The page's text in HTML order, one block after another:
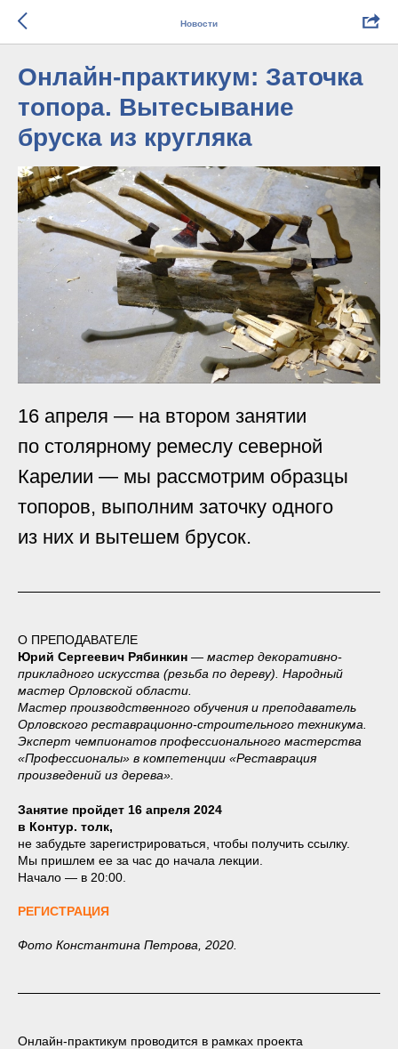
Новости
Онлайн-практикум: Заточка
топора. Вытесывание
бруска из кругляка
16 апреля — на втором занятии
по столярному ремеслу северной
Карелии — мы рассмотрим образцы
топоров, выполним заточку одного
из них и вытешем брусок.
О ПРЕПОДАВАТЕЛЕ
Юрий Сергеевич Рябинкин — мастер декоративно-
прикладного искусства (резьба по дереву). Народный
мастер Орловской области.
Мастер производственного обучения и преподаватель
Орловского реставрационно-строительного техникума.
Эксперт чемпионатов профессионального мастерства
«Профессионалы» в компетенции «Реставрация
произведений из дерева».
Занятие пройдет 16 апреля 2024
в Контур. толк,
не забудьте зарегистрироваться, чтобы получить ссылку.
Мы пришлем ее за час до начала лекции.
Начало — в 20:00.
РЕГИСТРАЦИЯ
Фото Константина Петрова, 2020.
Онлайн-практикум проводится в рамках проекта